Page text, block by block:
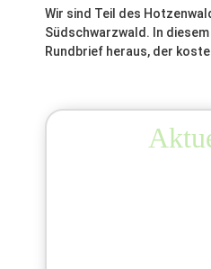
Wir sind Teil des
Südschwarzwald. In diesem
Rundbrief heraus, der